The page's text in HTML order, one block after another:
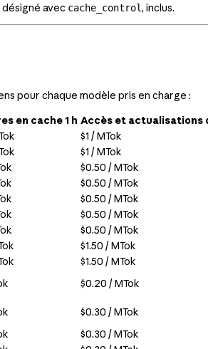
avec cache_control, inclus.
pour chaque modèle pris en charge :
en cache 1 h Accès et actualisations
$1 / MTok
$1 / MTok
$0.50 / MTok
$0.50 / MTok
$0.50 / MTok
$0.50 / MTok
$0.50 / MTok
$1.50 / MTok
$1.50 / MTok
$0.20 / MTok
$0.30 / MTok
$0.30 / MTok